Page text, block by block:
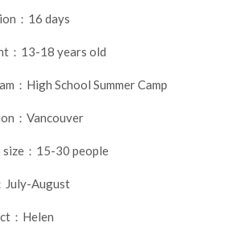
：16 days
：13-18 years old
：High School Summer Camp
：Vancouver
size：15-30 people
July-August
：Helen